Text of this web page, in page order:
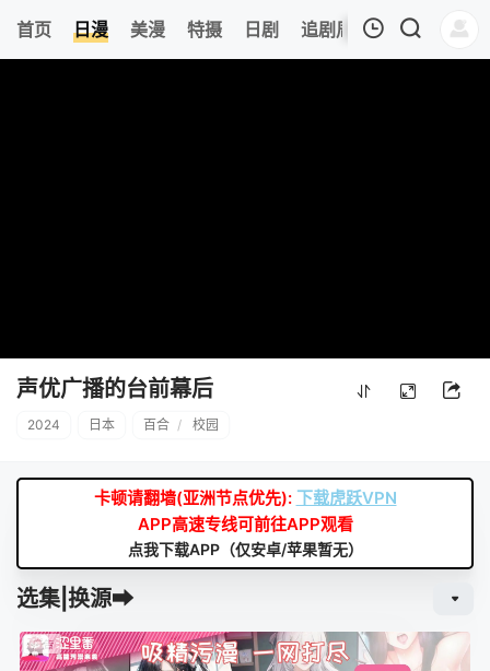
首页 日漫 美漫 特摄 日剧 追剧周表 今日更新
声优广播的台前幕后
2024 日本 百合 / 校园
卡顿请翻墙(亚洲节点优先): 下载虎跃VPN
APP高速专线可前往APP观看
点我下载APP（仅安卓/苹果暂无）
选集|换源➡